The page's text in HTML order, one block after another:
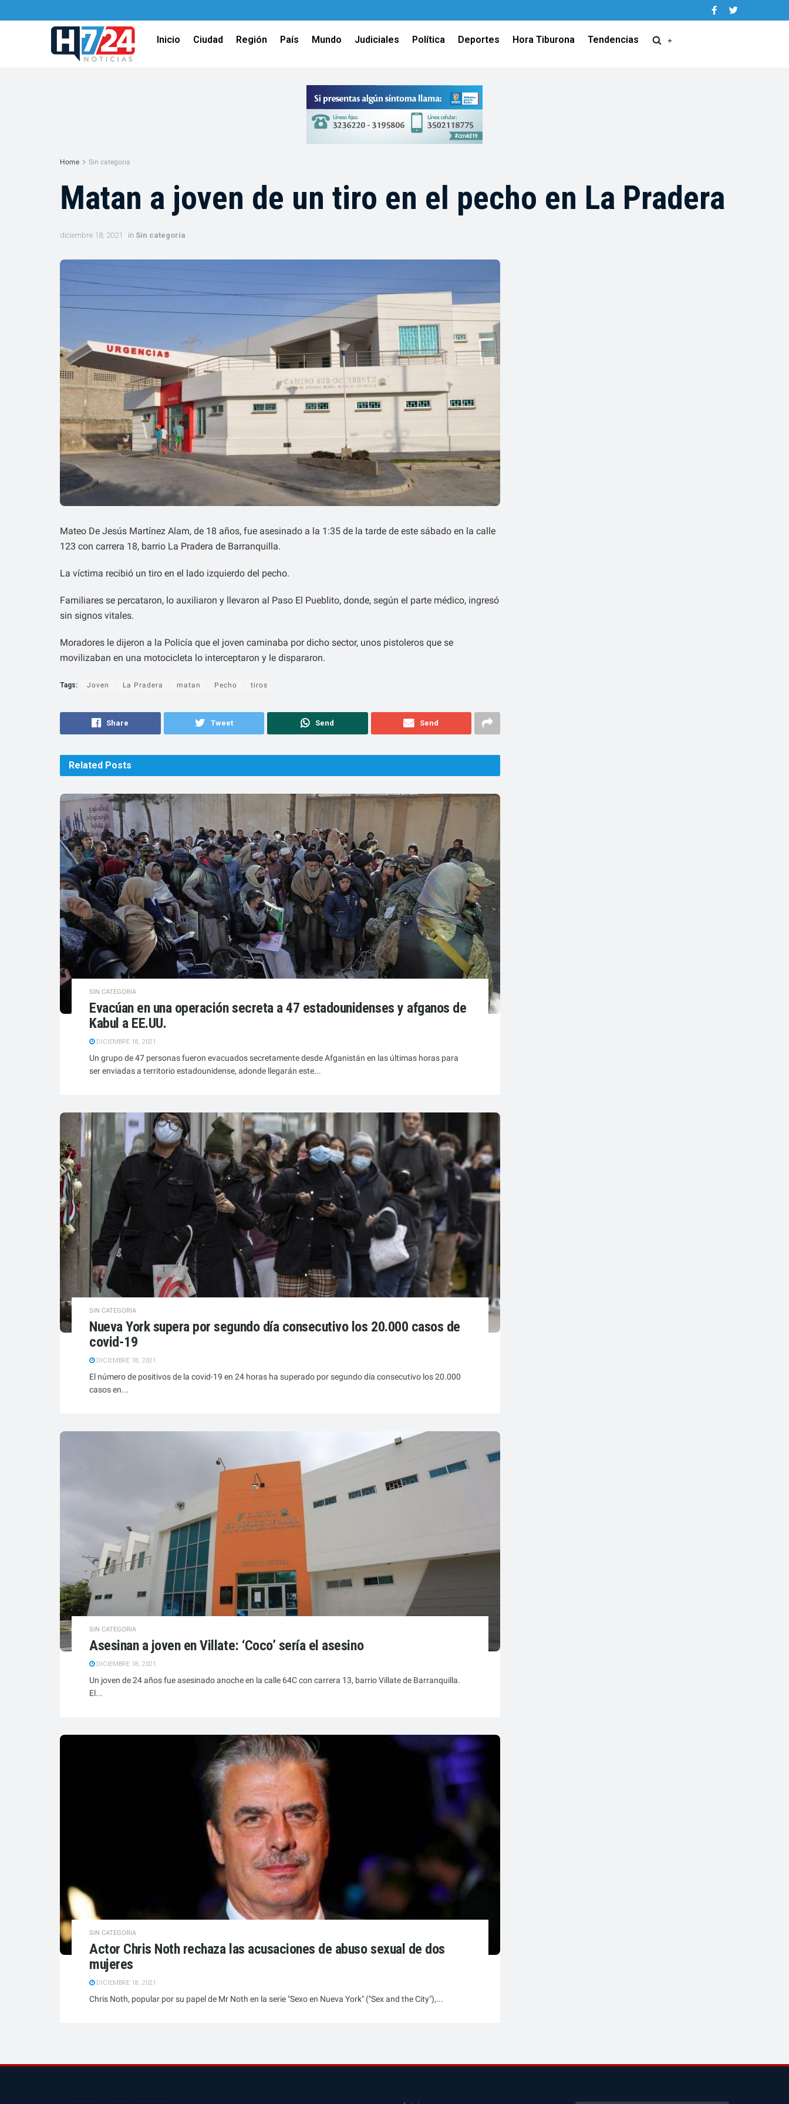
Inicio Ciudad Región País Mundo Judiciales Política Deportes Hora Tiburona Tendencias
Home Sin categoria
Matan a joven de un tiro en el pecho en La Pradera
diciembre 18, 2021 in Sin categoria
Mateo De Jesús Martínez Alam, de 18 años, fue asesinado a la 1:35 de la tarde de este sábado en la calle
123 con carrera 18, barrio La Pradera de Barranquilla.
La víctima recibió un tiro en el lado izquierdo del pecho.
Familiares se percataron, lo auxiliaron y llevaron al Paso El Pueblito, donde, según el parte médico, ingresó
sin signos vitales.
Moradores le dijeron a la Policía que el joven caminaba por dicho sector, unos pistoleros que se
movilizaban en una motocicleta lo interceptaron y le dispararon.
Tags: Joven La Pradera matan Pecho tiros
Share Tweet Send Send
Related Posts
SIN CATEGORIA
Evacúan en una operación secreta a 47 estadounidenses y afganos de
Kabul a EE.UU.
DICIEMBRE 18, 2021
Un grupo de 47 personas fueron evacuados secretamente desde Afganistán en las últimas horas para
ser enviadas a territorio estadounidense, adonde llegarán este...
SIN CATEGORIA
Nueva York supera por segundo día consecutivo los 20.000 casos de
covid-19
DICIEMBRE 18, 2021
El número de positivos de la covid-19 en 24 horas ha superado por segundo día consecutivo los 20.000
casos en...
SIN CATEGORIA
Asesinan a joven en Villate: ‘Coco’ sería el asesino
DICIEMBRE 18, 2021
Un joven de 24 años fue asesinado anoche en la calle 64C con carrera 13, barrio Villate de Barranquilla.
El...
SIN CATEGORIA
Actor Chris Noth rechaza las acusaciones de abuso sexual de dos
mujeres
DICIEMBRE 18, 2021
Chris Noth, popular por su papel de Mr Noth en la serie "Sexo en Nueva York" ("Sex and the City"),...